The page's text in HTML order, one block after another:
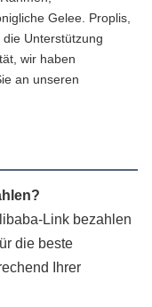
Gelee. Proplis,
Unterstützung
wir haben
an unseren
Link bezahlen
die beste
Ihrer